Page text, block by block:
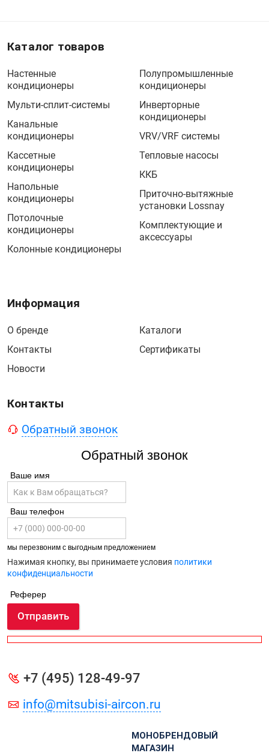
Каталог товаров
Настенные
кондиционеры
Мульти-сплит-системы
Канальные
кондиционеры
Кассетные
кондиционеры
Напольные
кондиционеры
Потолочные
кондиционеры
Колонные кондиционеры
Полупромышленные
кондиционеры
Инверторные
кондиционеры
VRV/VRF системы
Тепловые насосы
ККБ
Приточно-вытяжные
установки Lossnay
Комплектующие и
аксессуары
Информация
О бренде
Контакты
Новости
Каталоги
Сертификаты
Контакты
Обратный звонок
Обратный звонок
Ваше имя
Ваш телефон
мы перезвоним с выгодным предложением
Нажимая кнопку, вы принимаете условия политики
конфиденциальности
Реферер
Отправить
+7 (495) 128-49-97
info@mitsubisi-aircon.ru
МОНОБРЕНДОВЫЙ
МАГАЗИН